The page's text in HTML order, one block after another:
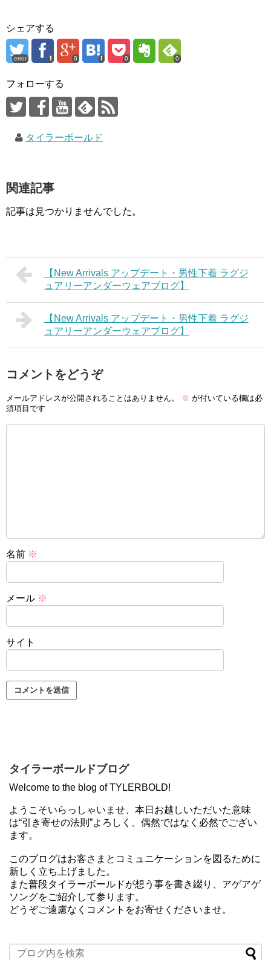
シェアする
error 0 0 0
フォローする
タイラーボールド
関連記事
記事は見つかりませんでした。
【New Arrivals アップデート・男性下着 ラグジ
ュアリーアンダーウェアブログ】
【New Arrivals アップデート・男性下着 ラグジ
ュアリーアンダーウェアブログ】
コメントをどうぞ
メールアドレスが公開されることはありません。 ※ が付いている欄は必
須項目です
名前 ※
メール ※
サイト
タイラーボールドブログ
Welcome to the blog of TYLERBOLD!
ようこそいらっしゃいませ、本日お越しいただいた意味
は“引き寄せの法則”よろしく、偶然ではなく必然でござい
ます。
このブログはお客さまとコミュニケーションを図るために
新しく立ち上げました。
また普段タイラーボールドが想う事を書き綴り、アゲアゲ
ソングをご紹介して参ります。
どうぞご遠慮なくコメントをお寄せくださいませ。